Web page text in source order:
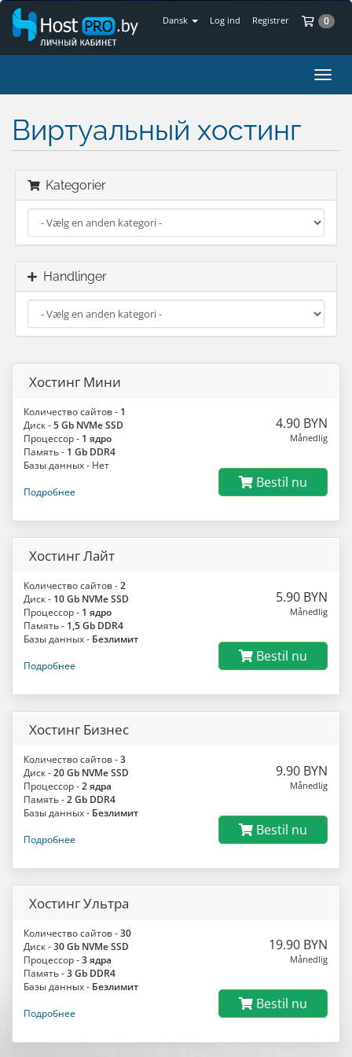
Dansk Log ind Registrer 0
Skift
Виртуальный хостинг
Kategorier
Handlinger
Хостинг Мини
Количество сайтов - 1
Диск -5 Gb NVMe SSD
Процессор - 1 ядро
Память - 1 Gb DDR4
Базы данных - Нет
Подробнее
4.90 BYN
Månedlig
Bestil nu
Хостинг Лайт
Количество сайтов -2
Диск - 10 Gb NVMe SSD
Процессор - 1 ядро
Память - 1,5 Gb DDR4
Базы данных - Безлимит
Подробнее
5.90 BYN
Månedlig
Bestil nu
Хостинг Бизнес
Количество сайтов -3
Диск -20 Gb NVMe SSD
Процессор -2 ядра
Память -2 Gb DDR4
Базы данных - Безлимит
Подробнее
9.90 BYN
Månedlig
Bestil nu
Хостинг Ультра
Количество сайтов -30
Диск -30 Gb NVMe SSD
Процессор -3 ядра
Память -3 Gb DDR4
Базы данных - Безлимит
Подробнее
19.90 BYN
Månedlig
Bestil nu